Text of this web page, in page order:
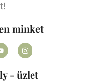
minket
- üzlet